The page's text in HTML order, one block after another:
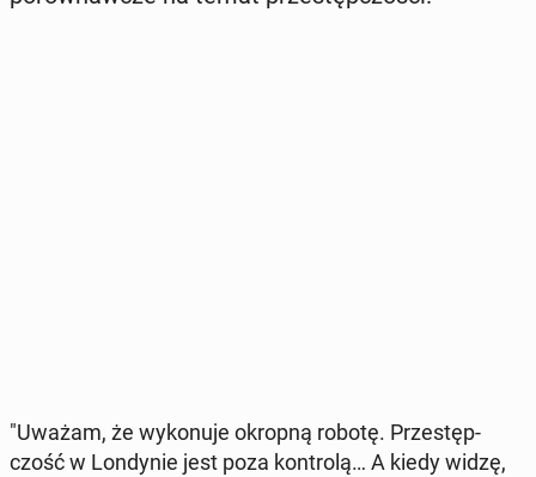
"Uważam, że wy­ko­nu­je okropną robotę. Prze­stęp­
czość w Lon­dy­nie jest poza kon­tro­lą… A kiedy widzę,